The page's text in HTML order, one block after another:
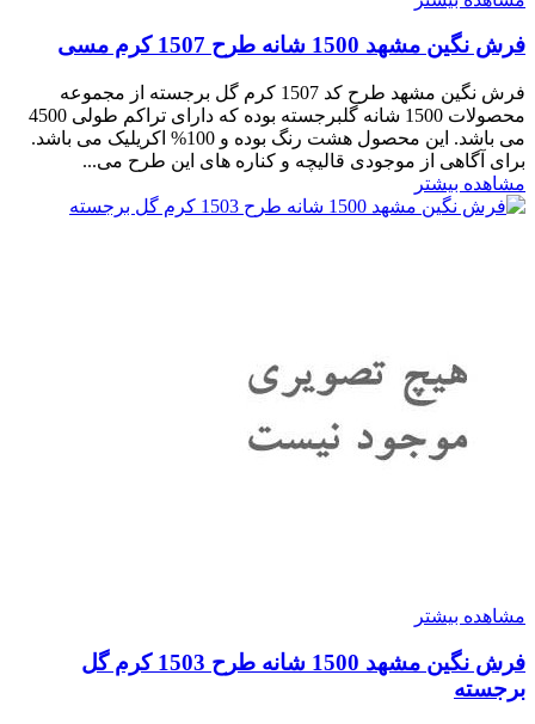
فرش نگین مشهد 1500 شانه طرح 1507 کرم مسی
فرش نگین مشهد طرح کد 1507 کرم گل برجسته از مجموعه
محصولات 1500 شانه گلبرجسته بوده که دارای تراکم طولی 4500
می باشد. این محصول هشت رنگ بوده و 100% اکریلیک می باشد.
برای آگاهی از موجودی قالیچه و کناره های این طرح می...
مشاهده بیشتر
مشاهده بیشتر
فرش نگین مشهد 1500 شانه طرح 1503 کرم گل
برجسته